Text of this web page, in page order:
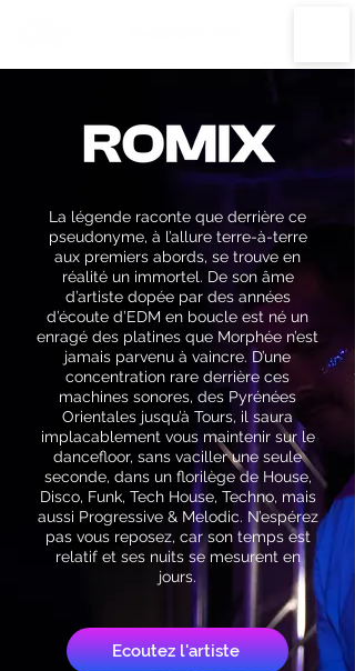
La légende raconte que derrière ce
pseudonyme, à l’allure terre-à-terre
aux premiers abords, se trouve en
réalité un immortel. De son âme
d’artiste dopée par des années
d’écoute d’EDM en boucle est né un
enragé des platines que Morphée n’est
jamais parvenu à vaincre. D’une
concentration rare derrière ces
machines sonores, des Pyrénées
Orientales jusqu’à Tours, il saura
implacablement vous maintenir sur le
dancefloor, sans vaciller une seule
seconde, dans un florilège de House,
Disco, Funk, Tech House, Techno, mais
aussi Progressive & Melodic. N’espérez
pas vous reposez, car son temps est
relatif et ses nuits se mesurent en
jours.
Ecoutez l'artiste